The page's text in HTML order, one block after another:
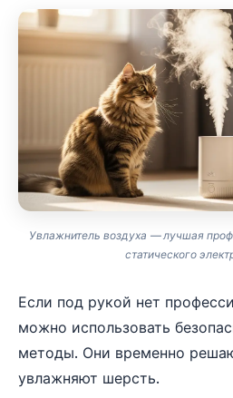
Увлажнитель воздуха — лучшая
статического
Если под рукой нет
можно использовать
методы. Они временно
увлажняют шерсть.